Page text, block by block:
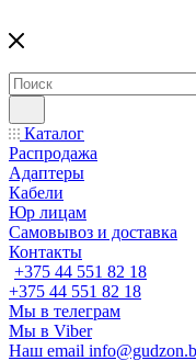
Каталог
Распродажа
Адаптеры
Кабели
Юр лицам
Самовывоз и доставка
Контакты
+375 44 551 82 18
+375 44 551 82 18
Мы в телеграм
Мы в Viber
Наш email